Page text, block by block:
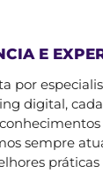
E
por
digital,
sempre